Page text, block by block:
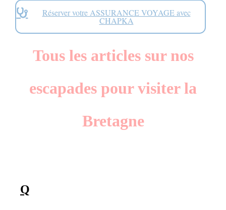
Réserver votre ASSURANCE VOYAGE avec
CHAPKA
Tous les articles sur nos
escapades pour visiter la
Bretagne
Q